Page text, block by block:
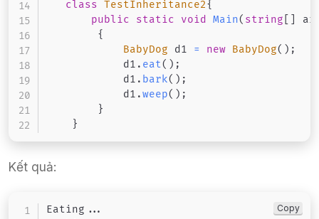
class TestInheritance2{
public
static void Main( string
{
BabyDog d1 = new BabyDog( ) ;
            d1
. eat( ) ;
            d1
. bark( ) ;
            d1
.weep( ) ;
}
}
Kết quả:
Eating ...
Copy